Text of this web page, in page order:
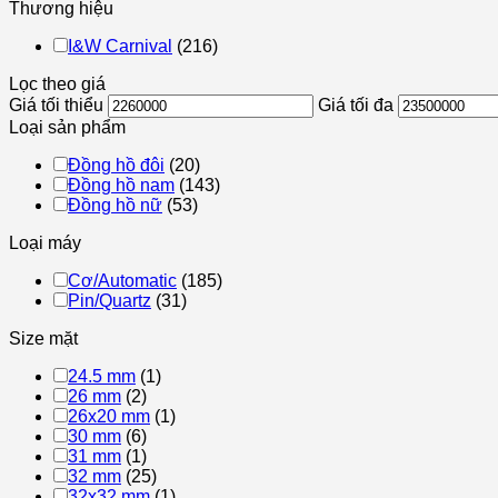
Thương hiệu
I&W Carnival (216)
Lọc theo giá
Giá tối thiểu
Giá tối đa
Loại sản phẩm
Đồng hồ đôi (20)
Đồng hồ nam (143)
Đồng hồ nữ (53)
Loại máy
Cơ/Automatic (185)
Pin/Quartz (31)
Size mặt
24.5 mm (1)
26 mm (2)
26x20 mm (1)
30 mm (6)
31 mm (1)
32 mm (25)